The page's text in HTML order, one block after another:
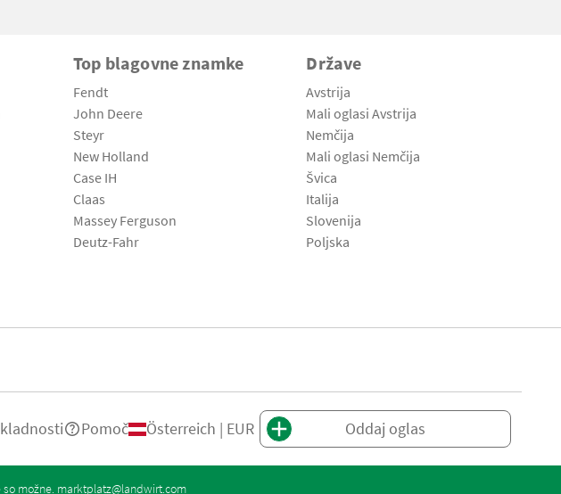
Top blagovne znamke
Fendt
John Deere
Steyr
New Holland
Case IH
Claas
Massey Ferguson
Deutz-Fahr
Države
Avstrija
Mali oglasi Avstrija
Nemčija
Mali oglasi Nemčija
Švica
Italija
Slovenija
Poljska
Pomoč Österreich | EUR Oddaj oglas
možne. marktplatz@landwirt.com